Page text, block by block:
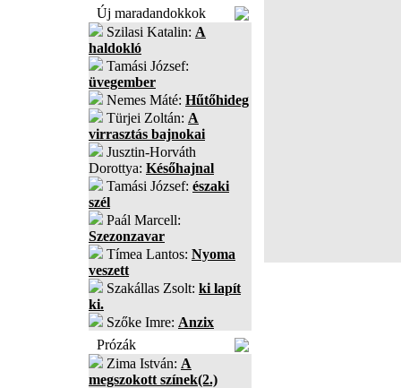
Új maradandokkok
Szilasi Katalin: A
haldokló
Tamási József:
üvegember
Nemes Máté: Hűtőhideg
Türjei Zoltán: A
virrasztás bajnokai
Jusztin-Horváth
Dorottya: Későhajnal
Tamási József: északi
szél
Paál Marcell:
Szezonzavar
Tímea Lantos: Nyoma
veszett
Szakállas Zsolt: ki lapít
ki.
Szőke Imre: Anzix
Prózák
Zima István: A
megszokott színek(2.)